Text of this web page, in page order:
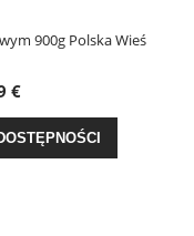
900g Polska Wieś
€